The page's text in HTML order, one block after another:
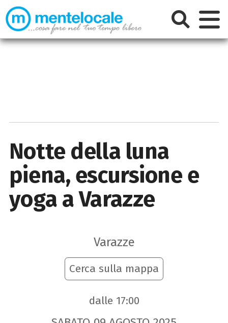
Notte della luna
piena, escursione e
yoga a Varazze
Varazze
Cerca sulla mappa
dalle 17:00